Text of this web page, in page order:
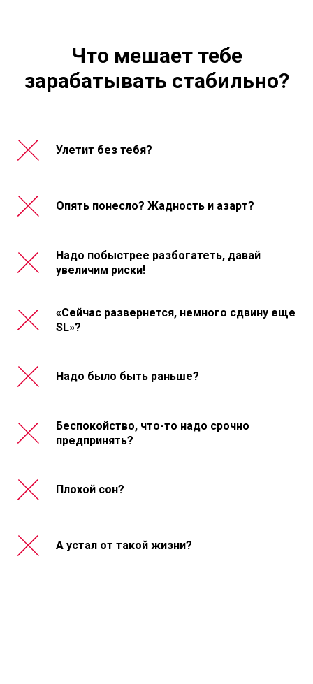
Что мешает тебе
зарабатывать стабильно?
Улетит без тебя?
Опять понесло? Жадность и азарт?
Надо побыстрее разбогатеть, давай
увеличим риски!
«Сейчас развернется, немного сдвину еще
SL»?
Надо было быть раньше?
Беспокойство, что-то надо срочно
предпринять?
Плохой сон?
А устал от такой жизни?